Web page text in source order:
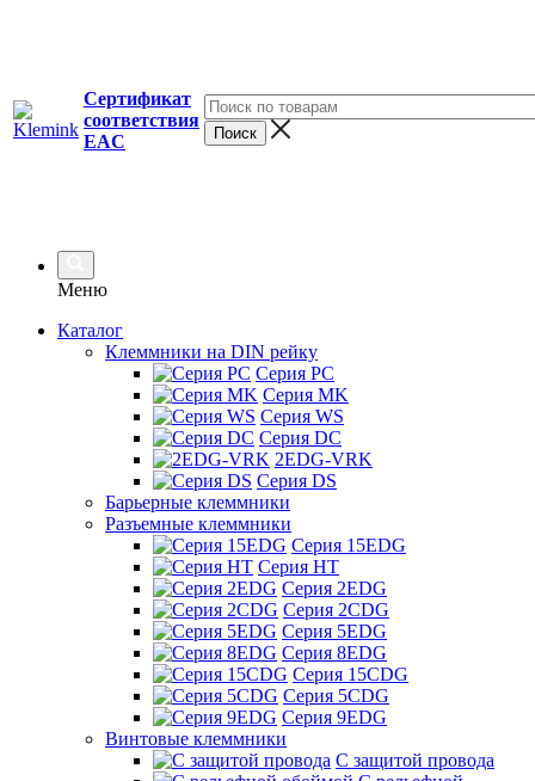
Сертификат
соответствия
EAC
Меню
Каталог
Клеммники на DIN рейку
Серия PC
Серия MK
Серия WS
Серия DC
2EDG-VRK
Серия DS
Барьерные клеммники
Разъемные клеммники
Серия 15EDG
Серия HT
Серия 2EDG
Серия 2CDG
Серия 5EDG
Серия 8EDG
Серия 15CDG
Серия 5CDG
Серия 9EDG
Винтовые клеммники
С защитой провода